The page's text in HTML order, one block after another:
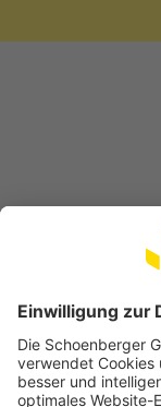
Play
Präzision im
Unsere Ultraschall-